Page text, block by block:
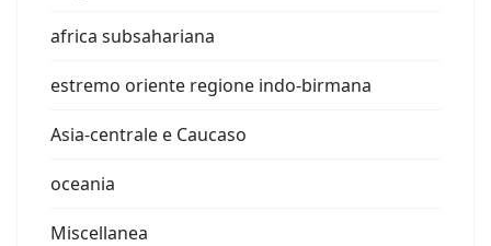
africa subsahariana
estremo oriente regione indo-birmana
Asia-centrale e Caucaso
oceania
Miscellanea